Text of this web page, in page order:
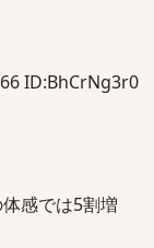
ID:BhCrNg3r0
感では5割増